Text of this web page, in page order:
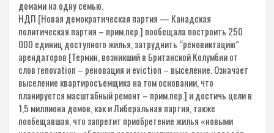
домами на одну семью.
НДП [Новая демократическая партия — Канадская
политическая партия – прим.пер.] пообещала построить 250
000 единиц доступного жилья, затруднить “реновиктацию”
арендаторов [Термин, возникший в Британской Колумбии от
слов renovation – реновация и eviction – выселение. Означает
выселение квартиросъемщика на том основании, что
планируется масштабный ремонт – прим.пер.] и достичь цели в
1,5 миллиона домов, как и Либеральная партия, также
пообещавшая, что запретит приобретение жилья «новыми